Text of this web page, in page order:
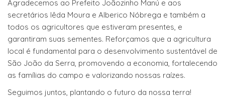
Agradecemos ao Prefeito Joãozinho Manú e aos
secretários Iêda Moura e Alberico Nóbrega e também a
todos os agricultores que estiveram presentes, e
garantiram suas sementes. Reforçamos que a agricultura
local é fundamental para o desenvolvimento sustentável de
São João da Serra, promovendo a economia, fortalecendo
as famílias do campo e valorizando nossas raízes.
Seguimos juntos, plantando o futuro da nossa terra!